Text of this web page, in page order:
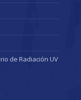
de Radiación UV